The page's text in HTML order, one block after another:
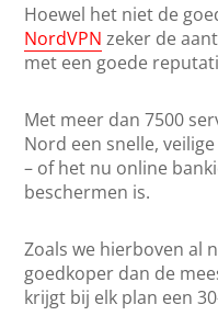
Hoewel het niet de
NordVPN zeker de
met een goede
Met meer dan 7500
Nord een snelle,
– of het nu online
beschermen is.
Zoals we hierboven al
goedkoper dan de
krijgt bij elk plan een